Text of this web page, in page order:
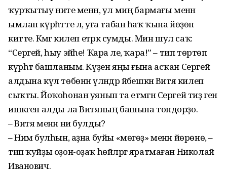
ҡурҡытыу ниәте менән, ул миңә бармағы менән
ымлап күрһәтте лә, уға табан һаҡ ҡына йөҙөп
китте. Кәмәгә килеп етәрәк сумды. Мин шул саҡ:
“Сергей, һыу эйәһе! Ҡара әле, ҡара!” – тип төртөп
күрһәтә башланым. Күҙен яңы ғына асҡан Сергей
алдына күл төбөнән үләндәр йәбешкән Витя килеп
сыҡты. Йоҡо­һонан уянып та етмәгән Сергей тиҙ генә
ишкәген алды ла Витяның башына тон­дорҙо.
– Витя менән ни булды?
– Нимә булһын, аҙна буйы «мөгөҙ» менән йөрөнө, –
тип ҡуйҙы оҙон-оҙаҡ һөйләргә яратмаған Николай
Иванович.